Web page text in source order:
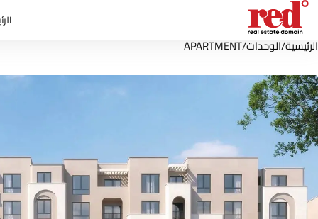
الرئيسية/الوحدات/
APARTMENT